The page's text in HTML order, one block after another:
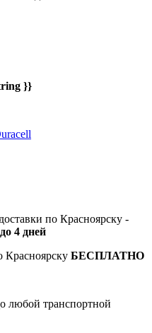
}}
по Красноярску -
4 дней
Красноярску БЕСПЛАТНО
любой транспортной